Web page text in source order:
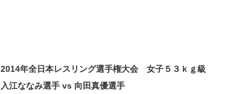
2014年全日本レスリング選手権大会 女子５３ｋｇ級
入江ななみ選手 vs 向田真優選手